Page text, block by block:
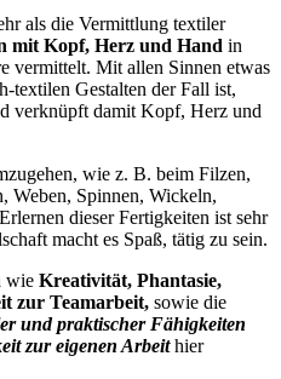
als die Vermittlung textiler
mit Kopf, Herz und Hand in
vermittelt. Mit allen Sinnen etwas
textilen Gestalten der Fall ist,
verknüpft damit Kopf, Herz und
wie z. B. beim Filzen,
Weben, Spinnen, Wickeln,
dieser Fertigkeiten ist sehr
macht es Spaß, tätig zu sein.
wie Kreativität, Phantasie,
zur Teamarbeit, sowie die
und praktischer Fähigkeiten
zur eigenen Arbeithier